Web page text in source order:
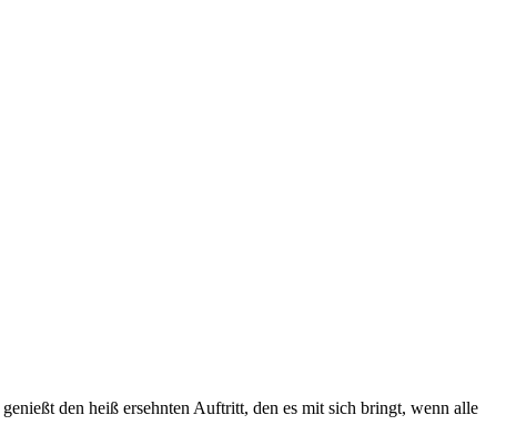
genießt den heiß ersehnten Auftritt, den es mit sich bringt, wenn alle